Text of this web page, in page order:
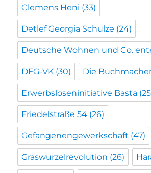
Clemens Heni (33)
Detlef Georgia Schulze (24)
Deutsche Wohnen und Co.
DFG-VK (30) Die
Erwerbsloseninitiative Basta
Friedelstraße 54 (26)
Gefangenengewerkschaft (47)
Graswurzelrevolution (26)